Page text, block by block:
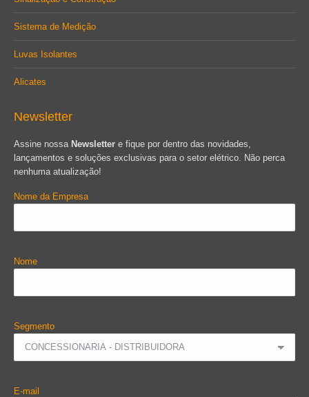
Sistema de Medição
Luvas Isolantes
Alicates
Newsletter
Assine nossa Newsletter e fique por dentro das novidades,
lançamentos e soluções exclusivas para o setor elétrico. Não perca
nenhuma atualização!
Nome da Empresa
Nome
Segmento
E-mail